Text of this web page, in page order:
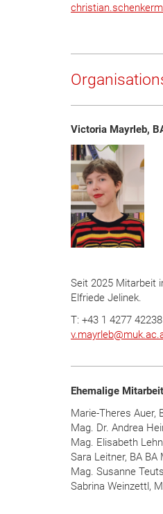
Victoria Mayrleb,
Seit 2025 Mitarbeit
Elfriede Jelinek.
T: +43 1 4277 42238
v.mayrleb@
Ehemalige
Marie-Theres Auer,
Mag. Dr. Andrea
Mag. Elisabeth
Sara Leitner, BA BA
Mag. Susanne
Sabrina Weinzettl,